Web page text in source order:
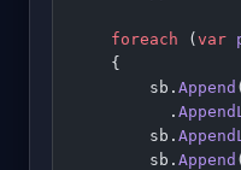
    foreach
(var
    {
        sb.
Append
          .
        sb.
        sb.
Append